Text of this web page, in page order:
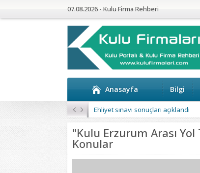
07.08.2026 - Kulu Firma Rehberi
Anasayfa Bilgi
Kulu’da 4 Mahalleye Yangın
"Kulu Erzurum Arası
Konular